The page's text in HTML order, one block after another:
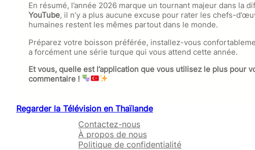
En résumé, l’année 2026 marque un tournant majeur dans la
YouTube, il n’y a plus aucune excuse pour rater les chefs-
humaines restent les mêmes partout dans le monde.
Préparez votre boisson préférée, installez-vous
a forcément une série turque qui vous attend cette année.
Et vous, quelle est l’application que vous utilisez le plus
commentaire !
Regarder la Télévision en Thaïlande
Contactez-nous
À propos de nous
Politique de confidentialité